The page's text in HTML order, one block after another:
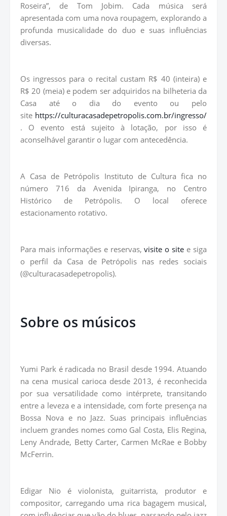
Roseira”, de Tom Jobim. Cada música será
apresentada com uma nova roupagem, explorando a
profunda musicalidade do duo e suas influências
diversas.
Os ingressos para o recital custam R$ 40 (inteira) e
R$ 20 (meia) e podem ser adquiridos na bilheteria da
Casa até o dia do evento ou pelo
site https://culturacasadepetropolis.com.br/ingresso/
. O evento está sujeito à lotação, por isso é
aconselhável garantir o lugar com antecedência.
A Casa de Petrópolis Instituto de Cultura fica no
número 716 da Avenida Ipiranga, no Centro
Histórico de Petrópolis. O local oferece
estacionamento rotativo.
Para mais informações e reservas,visite o site e siga
o perfil da Casa de Petrópolis nas redes sociais
(@culturacasadepetropolis).
Sobre os músicos
Yumi Park é radicada no Brasil desde 1994. Atuando
na cena musical carioca desde 2013, é reconhecida
por sua versatilidade como intérprete, transitando
entre a leveza e a intensidade, com forte presença na
Bossa Nova e no Jazz. Suas principais influências
incluem grandes nomes como Gal Costa, Elis Regina,
Leny Andrade, Betty Carter, Carmen McRae e Bobby
McFerrin.
Edigar Nio é violonista, guitarrista, produtor e
compositor, carregando uma rica bagagem musical,